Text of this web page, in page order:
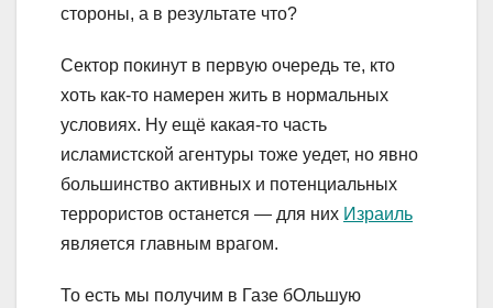
стороны, а в результате что?
Сектор покинут в первую очередь те, кто
хоть как-то намерен жить в нормальных
условиях. Ну ещё какая-то часть
исламистской агентуры тоже уедет, но явно
большинство активных и потенциальных
террористов останется — для них Израиль
является главным врагом.
То есть мы получим в Газе бОльшую